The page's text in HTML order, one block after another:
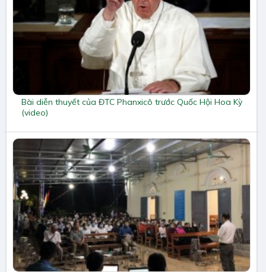
Bài diễn thuyết của ĐTC Phanxicô trước Quốc Hội Hoa Kỳ
(video)